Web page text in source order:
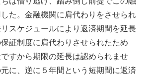
た。金融機関に肩代わりをさせられ
スケジュールにより返済期間を延長
証制度に肩代わりさせられたため
すから期限の延長は認められませ
に、逆に５年間という短期間に返済